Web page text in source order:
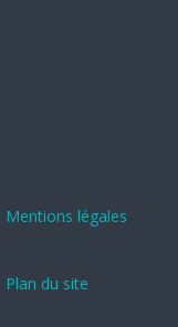
homme
le refus d’être
Son
Louis
éclaire et
en parallèle,
Nobel de
Bob Dylan dans
qu’il va, l’écriture
Mentions légales
Plan du site